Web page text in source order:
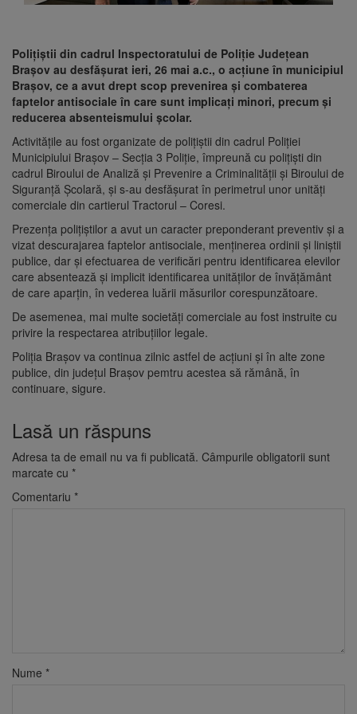
Polițiștii din cadrul Inspectoratului de Poliție Județean
Brașov au desfășurat ieri, 26 mai a.c., o acțiune în municipiul
Brașov, ce a avut drept scop prevenirea și combaterea
faptelor antisociale în care sunt implicați minori, precum și
reducerea absenteismului școlar.
Activitățile au fost organizate de polițiștii din cadrul Poliției
Municipiului Brașov – Secția 3 Poliție, împreună cu polițiști din
cadrul Biroului de Analiză și Prevenire a Criminalității și Biroului de
Siguranță Școlară, și s-au desfășurat în perimetrul unor unități
comerciale din cartierul Tractorul – Coresi.
Prezența polițiștilor a avut un caracter preponderant preventiv și a
vizat descurajarea faptelor antisociale, menținerea ordinii și liniștii
publice, dar și efectuarea de verificări pentru identificarea elevilor
care absentează și implicit identificarea unităților de învățământ
de care aparțin, în vederea luării măsurilor corespunzătoare.
De asemenea, mai multe societăți comerciale au fost instruite cu
privire la respectarea atribuțiilor legale.
Poliția Brașov va continua zilnic astfel de acțiuni și în alte zone
publice, din județul Brașov pemtru acestea să rămână, în
continuare, sigure.
Lasă un răspuns
Adresa ta de email nu va fi publicată. Câmpurile obligatorii sunt
marcate cu *
Comentariu *
Nume *